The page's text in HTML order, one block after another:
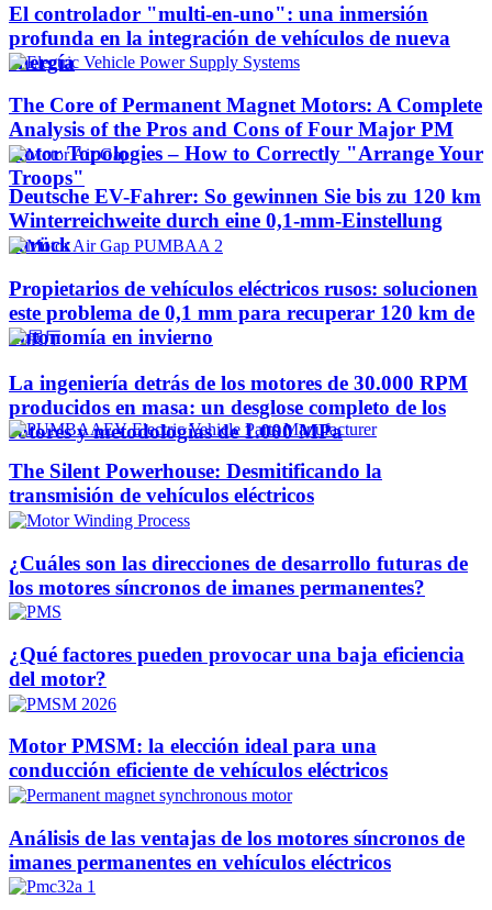
El controlador "multi-en-uno": una inmersión
profunda en la integración de vehículos de nueva
energía
The Core of Permanent Magnet Motors: A Complete
Analysis of the Pros and Cons of Four Major PM
Rotor Topologies – How to Correctly "Arrange Your
Troops"
Deutsche EV-Fahrer: So gewinnen Sie bis zu 120 km
Winterreichweite durch eine 0,1-mm-Einstellung
zurück
Propietarios de vehículos eléctricos rusos: solucionen
este problema de 0,1 mm para recuperar 120 km de
autonomía en invierno
La ingeniería detrás de los motores de 30.000 RPM
producidos en masa: un desglose completo de los
rotores y metodologías de 1.000 MPa
The Silent Powerhouse: Desmitificando la
transmisión de vehículos eléctricos
¿Cuáles son las direcciones de desarrollo futuras de
los motores síncronos de imanes permanentes?
¿Qué factores pueden provocar una baja eficiencia
del motor?
Motor PMSM: la elección ideal para una
conducción eficiente de vehículos eléctricos
Análisis de las ventajas de los motores síncronos de
imanes permanentes en vehículos eléctricos